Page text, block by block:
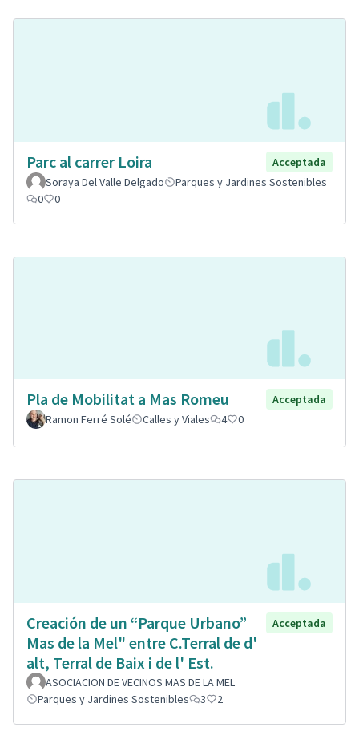
Parc al carrer Loira
Acceptada
Soraya Del Valle Delgado
Parques y Jardines Sostenibles
0
0
Pla de Mobilitat a Mas Romeu
Acceptada
Ramon Ferré Solé
Calles y Viales 4 0
Creación de un “Parque Urbano”
Mas de la Mel" entre C.Terral de d'
alt, Terral de Baix i de l' Est.
Acceptada
ASOCIACION DE VECINOS MAS DE LA MEL
Parques y Jardines Sostenibles
3 2